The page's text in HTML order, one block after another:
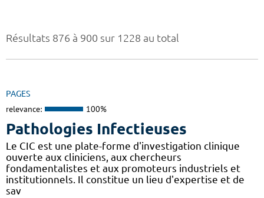
Résultats 876 à 900 sur 1228 au total
PAGES
relevance: 100%
Pathologies Infectieuses
Le CIC est une plate-forme d'investigation clinique
ouverte aux cliniciens, aux chercheurs
fondamentalistes et aux promoteurs industriels et
institutionnels. Il constitue un lieu d'expertise et de
sav